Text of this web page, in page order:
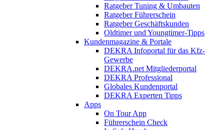
Ratgeber Tuning & Umbauten
Ratgeber Führerschein
Ratgeber Geschäftskunden
Oldtimer und Youngtimer-Tipps
Kundenmagazine & Portale
DEKRA Infoportal für das Kfz-
Gewerbe
DEKRA.net Mitgliederportal
DEKRA Professional
Globales Kundenportal
DEKRA Experten Tipps
Apps
On Tour App
Führerschein Check